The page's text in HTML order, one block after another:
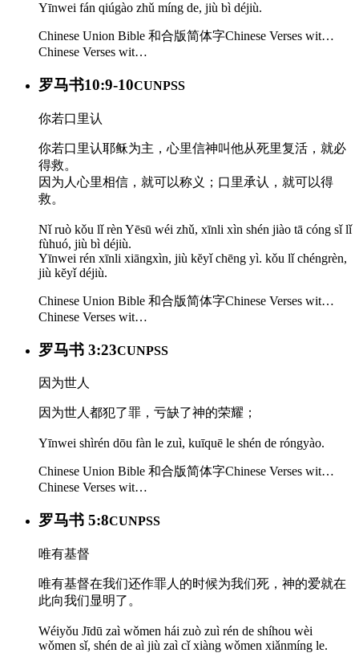
Yīnwei fán qiúgào zhǔ míng de, jiù bì déjiù.
Chinese Union Bible 和合版简体字Chinese Verses wit…
Chinese Verses wit…
罗马书10:9-10CUNPSS
你若口里认
你若口里认耶稣为主，心里信神叫他从死里复活，就必
得救。
因为人心里相信，就可以称义；口里承认，就可以得
救。
Nǐ ruò kǒu lǐ rèn Yēsū wéi zhǔ, xīnli xìn shén jiào tā cóng sǐ lǐ
fùhuó, jiù bì déjiù.
Yīnwei rén xīnli xiāngxìn, jiù kĕyǐ chēng yì. kǒu lǐ chéngrèn,
jiù kĕyǐ déjiù.
Chinese Union Bible 和合版简体字Chinese Verses wit…
Chinese Verses wit…
罗马书 3:23CUNPSS
因为世人
因为世人都犯了罪，亏缺了神的荣耀；
Yīnwei shìrén dōu fàn le zuì, kuīquē le shén de róngyào.
Chinese Union Bible 和合版简体字Chinese Verses wit…
Chinese Verses wit…
罗马书 5:8CUNPSS
唯有基督
唯有基督在我们还作罪人的时候为我们死，神的爱就在
此向我们显明了。
Wéiyǒu Jīdū zaì wǒmen hái zuò zuì rén de shíhou wèi
wǒmen sǐ, shén de aì jiù zaì cǐ xiàng wǒmen xiǎnmíng le.